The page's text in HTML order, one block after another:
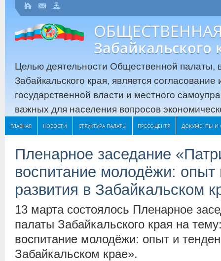
Забайкальского
Целью деятельности Общественной палаты,
Забайкальского края, является
государственной власти и местного
важных для населения вопросов
ГЛАВНАЯ НОВОСТИ СТРУКТУРА ПАЛАТЫ ПРЕСС-ЦЕНТР ДОКУМЕНТЫ И
Пленарное заседание
воспитание молодёжи: опыт
развития в Забайкальском
13 марта состоялось Пленарное
палаты Забайкальского края на
воспитание молодёжи: опыт и
Забайкальском крае».